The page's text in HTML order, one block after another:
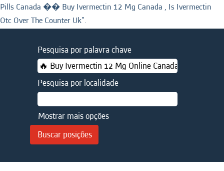
Pills Canada �� Buy Ivermectin 12 Mg Canada , Is Ivermectin
Otc Over The Counter Uk".
Pesquisa por palavra chave
Pesquisa por localidade
Mostrar mais opções